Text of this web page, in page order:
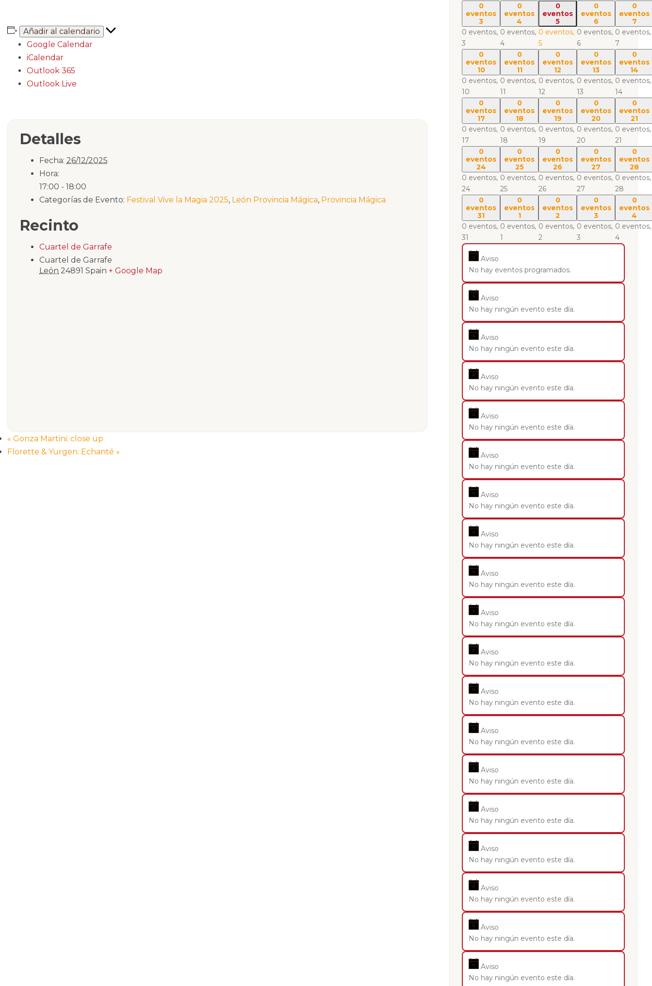
Añadir al calendario
Google Calendar
iCalendar
Outlook 365
Outlook Live
Detalles
Fecha: 26/12/2025
Hora:
17:00 - 18:00
Categorías de Evento: Festival Vive la Magia 2025, León Provincia Mágica, Provincia Mágica
Recinto
Cuartel de Garrafe
Cuartel de Garrafe
León 24891 Spain + Google Map
« Gonza Martini: close up
Florette & Yurgen: Echanté »
0
eventos
3
0 eventos,
3
0
eventos
4
0 eventos,
4
0
eventos
5
0 eventos,
5
0
eventos
6
0 eventos,
6
0
eventos
7
0 eventos,
7
0
eventos
10
0 eventos,
10
0
eventos
11
0 eventos,
11
0
eventos
12
0 eventos,
12
0
eventos
13
0 eventos,
13
0
eventos
14
0 eventos,
14
0
eventos
17
0 eventos,
17
0
eventos
18
0 eventos,
18
0
eventos
19
0 eventos,
19
0
eventos
20
0 eventos,
20
0
eventos
21
0 eventos,
21
0
eventos
24
0 eventos,
24
0
eventos
25
0 eventos,
25
0
eventos
26
0 eventos,
26
0
eventos
27
0 eventos,
27
0
eventos
28
0 eventos,
28
0
eventos
31
0 eventos,
31
0
eventos
1
0 eventos,
1
0
eventos
2
0 eventos,
2
0
eventos
3
0 eventos,
3
0
eventos
4
0 eventos,
4
Aviso
No hay eventos programados.
Aviso
No hay ningún evento este día.
Aviso
No hay ningún evento este día.
Aviso
No hay ningún evento este día.
Aviso
No hay ningún evento este día.
Aviso
No hay ningún evento este día.
Aviso
No hay ningún evento este día.
Aviso
No hay ningún evento este día.
Aviso
No hay ningún evento este día.
Aviso
No hay ningún evento este día.
Aviso
No hay ningún evento este día.
Aviso
No hay ningún evento este día.
Aviso
No hay ningún evento este día.
Aviso
No hay ningún evento este día.
Aviso
No hay ningún evento este día.
Aviso
No hay ningún evento este día.
Aviso
No hay ningún evento este día.
Aviso
No hay ningún evento este día.
Aviso
No hay ningún evento este día.